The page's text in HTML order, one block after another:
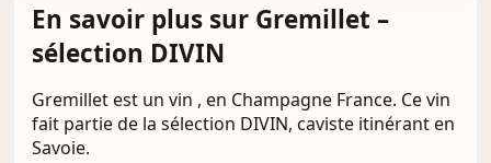
En savoir plus sur Gremillet –
sélection DIVIN
Gremillet est un vin , en Champagne France. Ce vin
fait partie de la sélection DIVIN, caviste itinérant en
Savoie.